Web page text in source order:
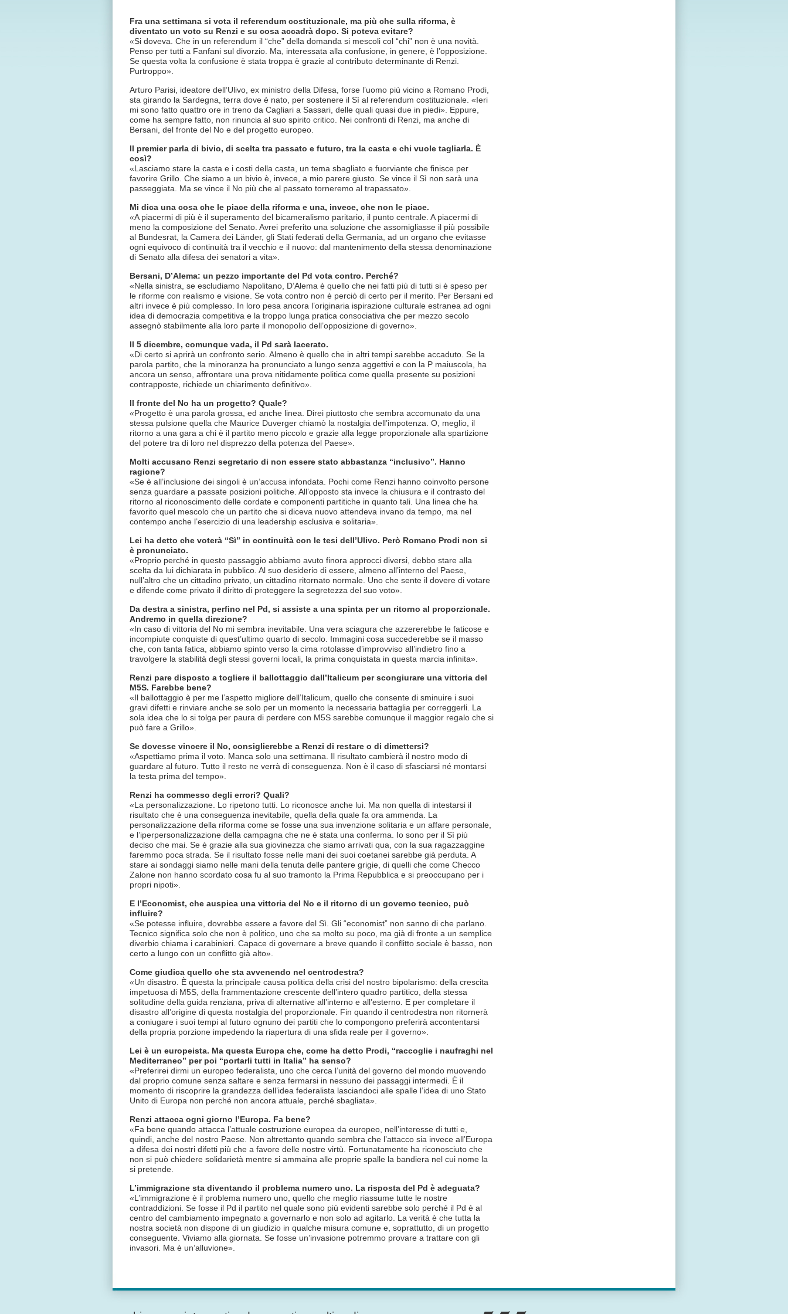
Fra una settimana si vota il referendum costituzionale, ma più che sulla riforma, è
diventato un voto su Renzi e su cosa accadrà dopo. Si poteva evitare?
«Si doveva. Che in un referendum il “che” della domanda si mescoli col “chi” non è una novità.
Penso per tutti a Fanfani sul divorzio. Ma, interessata alla confusione, in genere, è l’opposizione.
Se questa volta la confusione è stata troppa è grazie al contributo determinante di Renzi.
Purtroppo».
Arturo Parisi, ideatore dell’Ulivo, ex ministro della Difesa, forse l’uomo più vicino a Romano Prodi,
sta girando la Sardegna, terra dove è nato, per sostenere il Sì al referendum costituzionale. «Ieri
mi sono fatto quattro ore in treno da Cagliari a Sassari, delle quali quasi due in piedi». Eppure,
come ha sempre fatto, non rinuncia al suo spirito critico. Nei confronti di Renzi, ma anche di
Bersani, del fronte del No e del progetto europeo.
Il premier parla di bivio, di scelta tra passato e futuro, tra la casta e chi vuole tagliarla. È
così?
«Lasciamo stare la casta e i costi della casta, un tema sbagliato e fuorviante che finisce per
favorire Grillo. Che siamo a un bivio è, invece, a mio parere giusto. Se vince il Sì non sarà una
passeggiata. Ma se vince il No più che al passato torneremo al trapassato».
Mi dica una cosa che le piace della riforma e una, invece, che non le piace.
«A piacermi di più è il superamento del bicameralismo paritario, il punto centrale. A piacermi di
meno la composizione del Senato. Avrei preferito una soluzione che assomigliasse il più possibile
al Bundesrat, la Camera dei Länder, gli Stati federati della Germania, ad un organo che evitasse
ogni equivoco di continuità tra il vecchio e il nuovo: dal mantenimento della stessa denominazione
di Senato alla difesa dei senatori a vita».
Bersani, D’Alema: un pezzo importante del Pd vota contro. Perché?
«Nella sinistra, se escludiamo Napolitano, D’Alema è quello che nei fatti più di tutti si è speso per
le riforme con realismo e visione. Se vota contro non è perciò di certo per il merito. Per Bersani ed
altri invece è più complesso. In loro pesa ancora l’originaria ispirazione culturale estranea ad ogni
idea di democrazia competitiva e la troppo lunga pratica consociativa che per mezzo secolo
assegnò stabilmente alla loro parte il monopolio dell’opposizione di governo».
Il 5 dicembre, comunque vada, il Pd sarà lacerato.
«Di certo si aprirà un confronto serio. Almeno è quello che in altri tempi sarebbe accaduto. Se la
parola partito, che la minoranza ha pronunciato a lungo senza aggettivi e con la P maiuscola, ha
ancora un senso, affrontare una prova nitidamente politica come quella presente su posizioni
contrapposte, richiede un chiarimento definitivo».
Il fronte del No ha un progetto? Quale?
«Progetto è una parola grossa, ed anche linea. Direi piuttosto che sembra accomunato da una
stessa pulsione quella che Maurice Duverger chiamò la nostalgia dell’impotenza. O, meglio, il
ritorno a una gara a chi è il partito meno piccolo e grazie alla legge proporzionale alla spartizione
del potere tra di loro nel disprezzo della potenza del Paese».
Molti accusano Renzi segretario di non essere stato abbastanza “inclusivo”. Hanno
ragione?
«Se è all’inclusione dei singoli è un’accusa infondata. Pochi come Renzi hanno coinvolto persone
senza guardare a passate posizioni politiche. All’opposto sta invece la chiusura e il contrasto del
ritorno al riconoscimento delle cordate e componenti partitiche in quanto tali. Una linea che ha
favorito quel mescolo che un partito che si diceva nuovo attendeva invano da tempo, ma nel
contempo anche l’esercizio di una leadership esclusiva e solitaria».
Lei ha detto che voterà “Sì” in continuità con le tesi dell’Ulivo. Però Romano Prodi non si
è pronunciato.
«Proprio perché in questo passaggio abbiamo avuto finora approcci diversi, debbo stare alla
scelta da lui dichiarata in pubblico. Al suo desiderio di essere, almeno all’interno del Paese,
null’altro che un cittadino privato, un cittadino ritornato normale. Uno che sente il dovere di votare
e difende come privato il diritto di proteggere la segretezza del suo voto».
Da destra a sinistra, perfino nel Pd, si assiste a una spinta per un ritorno al proporzionale.
Andremo in quella direzione?
«In caso di vittoria del No mi sembra inevitabile. Una vera sciagura che azzererebbe le faticose e
incompiute conquiste di quest’ultimo quarto di secolo. Immagini cosa succederebbe se il masso
che, con tanta fatica, abbiamo spinto verso la cima rotolasse d’improvviso all’indietro fino a
travolgere la stabilità degli stessi governi locali, la prima conquistata in questa marcia infinita».
Renzi pare disposto a togliere il ballottaggio dall’Italicum per scongiurare una vittoria del
M5S. Farebbe bene?
«Il ballottaggio è per me l’aspetto migliore dell’Italicum, quello che consente di sminuire i suoi
gravi difetti e rinviare anche se solo per un momento la necessaria battaglia per correggerli. La
sola idea che lo si tolga per paura di perdere con M5S sarebbe comunque il maggior regalo che si
può fare a Grillo».
Se dovesse vincere il No, consiglierebbe a Renzi di restare o di dimettersi?
«Aspettiamo prima il voto. Manca solo una settimana. Il risultato cambierà il nostro modo di
guardare al futuro. Tutto il resto ne verrà di conseguenza. Non è il caso di sfasciarsi né montarsi
la testa prima del tempo».
Renzi ha commesso degli errori? Quali?
«La personalizzazione. Lo ripetono tutti. Lo riconosce anche lui. Ma non quella di intestarsi il
risultato che è una conseguenza inevitabile, quella della quale fa ora ammenda. La
personalizzazione della riforma come se fosse una sua invenzione solitaria e un affare personale,
e l’iperpersonalizzazione della campagna che ne è stata una conferma. Io sono per il Sì più
deciso che mai. Se è grazie alla sua giovinezza che siamo arrivati qua, con la sua ragazzaggine
faremmo poca strada. Se il risultato fosse nelle mani dei suoi coetanei sarebbe già perduta. A
stare ai sondaggi siamo nelle mani della tenuta delle pantere grigie, di quelli che come Checco
Zalone non hanno scordato cosa fu al suo tramonto la Prima Repubblica e si preoccupano per i
propri nipoti».
E l’Economist, che auspica una vittoria del No e il ritorno di un governo tecnico, può
influire?
«Se potesse influire, dovrebbe essere a favore del Sì. Gli “economist” non sanno di che parlano.
Tecnico significa solo che non è politico, uno che sa molto su poco, ma già di fronte a un semplice
diverbio chiama i carabinieri. Capace di governare a breve quando il conflitto sociale è basso, non
certo a lungo con un conflitto già alto».
Come giudica quello che sta avvenendo nel centrodestra?
«Un disastro. È questa la principale causa politica della crisi del nostro bipolarismo: della crescita
impetuosa di M5S, della frammentazione crescente dell’intero quadro partitico, della stessa
solitudine della guida renziana, priva di alternative all’interno e all’esterno. E per completare il
disastro all’origine di questa nostalgia del proporzionale. Fin quando il centrodestra non ritornerà
a coniugare i suoi tempi al futuro ognuno dei partiti che lo compongono preferirà accontentarsi
della propria porzione impedendo la riapertura di una sfida reale per il governo».
Lei è un europeista. Ma questa Europa che, come ha detto Prodi, “raccoglie i naufraghi nel
Mediterraneo” per poi “portarli tutti in Italia” ha senso?
«Preferirei dirmi un europeo federalista, uno che cerca l’unità del governo del mondo muovendo
dal proprio comune senza saltare e senza fermarsi in nessuno dei passaggi intermedi. È il
momento di riscoprire la grandezza dell’idea federalista lasciandoci alle spalle l’idea di uno Stato
Unito di Europa non perché non ancora attuale, perché sbagliata».
Renzi attacca ogni giorno l’Europa. Fa bene?
«Fa bene quando attacca l’attuale costruzione europea da europeo, nell’interesse di tutti e,
quindi, anche del nostro Paese. Non altrettanto quando sembra che l’attacco sia invece all’Europa
a difesa dei nostri difetti più che a favore delle nostre virtù. Fortunatamente ha riconosciuto che
non si può chiedere solidarietà mentre si ammaina alle proprie spalle la bandiera nel cui nome la
si pretende.
L’immigrazione sta diventando il problema numero uno. La risposta del Pd è adeguata?
«L’immigrazione è il problema numero uno, quello che meglio riassume tutte le nostre
contraddizioni. Se fosse il Pd il partito nel quale sono più evidenti sarebbe solo perché il Pd è al
centro del cambiamento impegnato a governarlo e non solo ad agitarlo. La verità è che tutta la
nostra società non dispone di un giudizio in qualche misura comune e, soprattutto, di un progetto
conseguente. Viviamo alla giornata. Se fosse un’invasione potremmo provare a trattare con gli
invasori. Ma è un’alluvione».